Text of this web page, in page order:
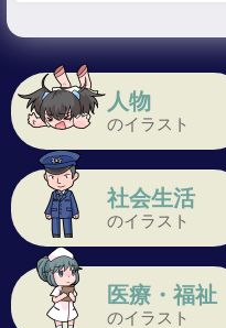
人物
のイラスト
社会生活
のイラスト
医療・福祉
のイラスト